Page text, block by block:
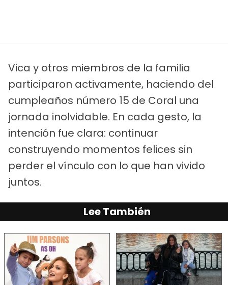
Vica y otros miembros de la familia
participaron activamente, haciendo del
cumpleaños número 15 de Coral una
jornada inolvidable. En cada gesto, la
intención fue clara: continuar
construyendo momentos felices sin
perder el vínculo con lo que han vivido
juntos.
Lee También